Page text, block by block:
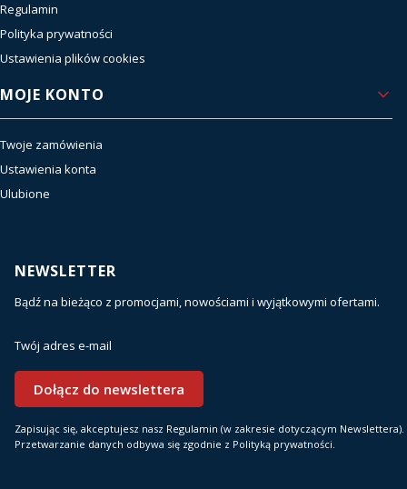
Regulamin
Polityka prywatności
Ustawienia plików cookies
MOJE KONTO
Twoje zamówienia
Ustawienia konta
Ulubione
NEWSLETTER
Bądź na bieżąco z promocjami, nowościami i wyjątkowymi ofertami.
Twój adres e-mail
Dołącz do newslettera
Zapisując się, akceptujesz nasz Regulamin (w zakresie dotyczącym Newslettera).
Przetwarzanie danych odbywa się zgodnie z Polityką prywatności.